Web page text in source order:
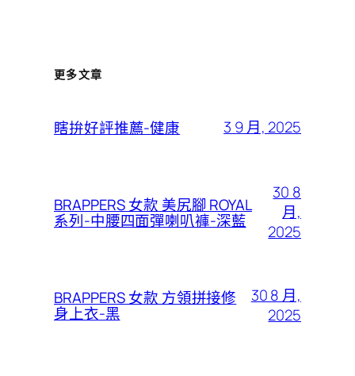
更多文章
瞎拚好評推薦-健康 3 9 月, 2025
BRAPPERS 女款 美尻腳 ROYAL
系列-中腰四面彈喇叭褲-深藍
30 8
月,
2025
BRAPPERS 女款 方領拼接修
身上衣-黑
30 8 月,
2025